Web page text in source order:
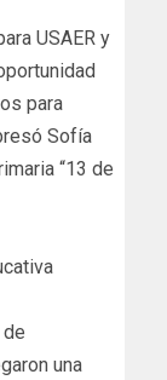
USAER y
para
Sofía
“13 de
de
una